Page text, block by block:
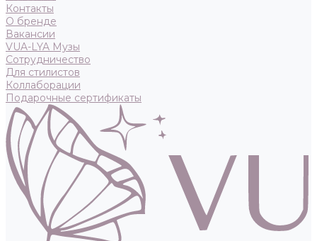
Контакты
О бренде
Вакансии
VUA-LYA Музы
Сотрудничество
Для стилистов
Коллаборации
Подарочные сертификаты